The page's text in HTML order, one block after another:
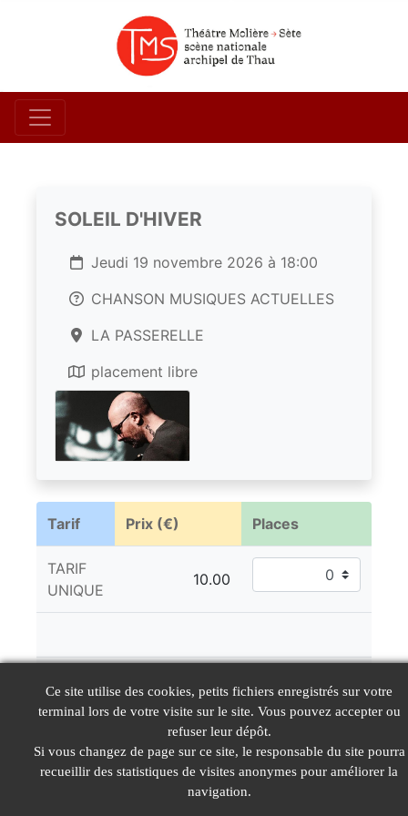
SOLEIL D'HIVER
Jeudi 19 novembre 2026 à 18:00
CHANSON MUSIQUES ACTUELLES
LA PASSERELLE
placement libre
Tarif Prix (€) Places
TARIF
UNIQUE
TOTAL :
Réserver Annuler
Ce site utilise des cookies, petits fichiers enregistrés sur votre
terminal lors de votre visite sur le site. Vous pouvez accepter ou
refuser leur dépôt.
Si vous changez de page sur ce site, le responsable du site pourra
recueillir des statistiques de visites anonymes pour améliorer la
navigation.